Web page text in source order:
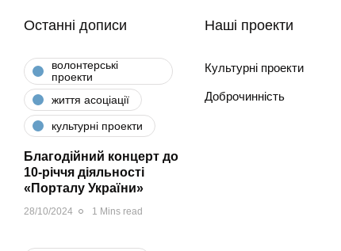
Останні дописи
волонтерські
проекти
життя асоціації
культурні проекти
Благодійний концерт до
10-річчя діяльності
«Порталу України»
28/10/2024 1 Mins read
Наші проекти
Культурні проекти
Доброчинність